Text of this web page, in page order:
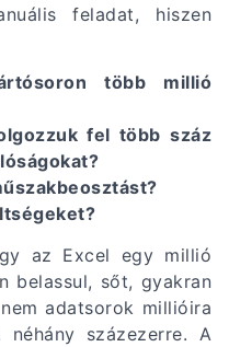
feladat, hiszen
több millió
fel több száz
az Excel egy millió
belassul, sőt, gyakran
adatsorok millióira
százezerre. A